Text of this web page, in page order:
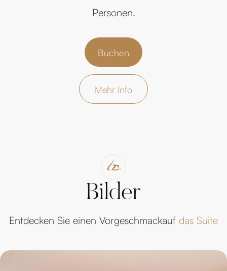
Personen.
Buchen
Mehr Info
Bilder
Entdecken Sie einen Vorgeschmackauf das Suite